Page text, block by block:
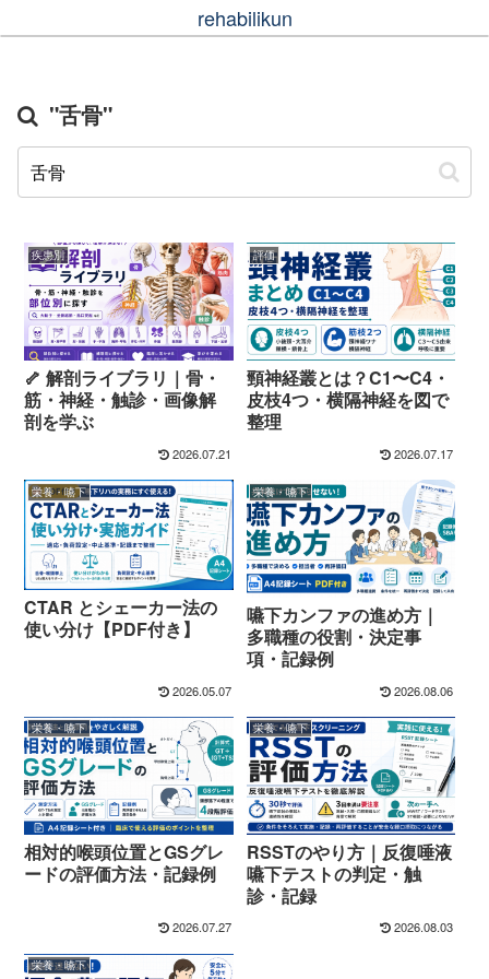
rehabilikun
"舌骨"
疾患別
🦴 解剖ライブラリ｜骨・
筋・神経・触診・画像解
剖を学ぶ
2026.07.21
評価
頸神経叢とは？C1〜C4・
皮枝4つ・横隔神経を図で
整理
2026.07.17
栄養・嚥下
CTAR とシェーカー法の
使い分け【PDF付き】
2026.05.07
栄養・嚥下
嚥下カンファの進め方｜
多職種の役割・決定事
項・記録例
2026.08.06
栄養・嚥下
相対的喉頭位置とGSグレ
ードの評価方法・記録例
2026.07.27
栄養・嚥下
RSSTのやり方｜反復唾液
嚥下テストの判定・触
診・記録
2026.08.03
栄養・嚥下